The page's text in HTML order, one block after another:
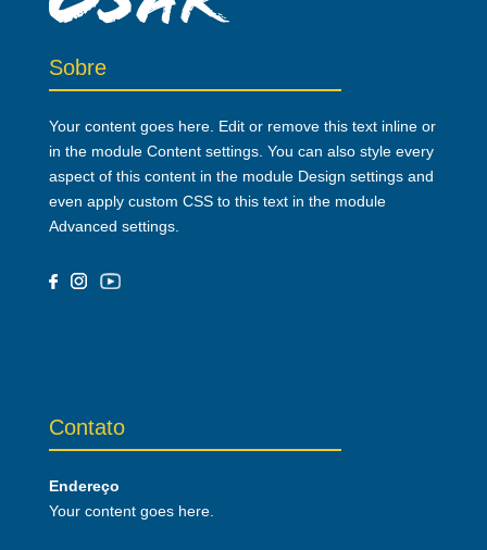
Sobre
Your content goes here. Edit or remove this text inline or
in the module Content settings. You can also style every
aspect of this content in the module Design settings and
even apply custom CSS to this text in the module
Advanced settings.
Contato
Endereço
Your content goes here.